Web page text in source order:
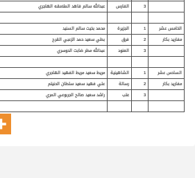
3
الفارس عبدالله سالم فاهد الملامقه الهاجري
الخامس عشر 1 الجزيرة محمد بخيت سالم السنيد
مفاريد بكار
2 فرق بطي سعيد حمد الزعبي القرح
3
العنود عبدالله مطر ضابت الدوسري
السادس عشر 1 الشاهينية مريط سعيد مريط الفهيد الهاجري
مفاريد بكار
2 رسالة علي فهيد سعيد سلطان الحنيتم
3
عتب راشد سعيد صالح الجربوعي المري